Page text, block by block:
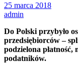
25 marca 2018
admin
Do Polski przybyło
przedsiębiorców –
podzielona
podatników.